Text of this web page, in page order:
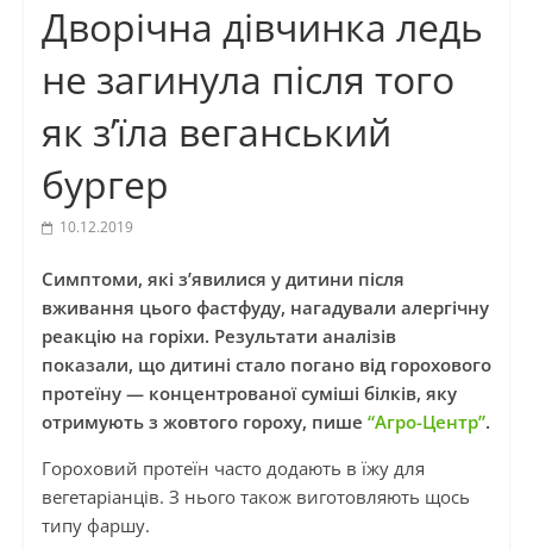
Дворічна дівчинка ледь
не загинула після того
як з’їла веганський
бургер
10.12.2019
Симптоми, які з’явилися у дитини після
вживання цього фастфуду, нагадували алергічну
реакцію на горіхи. Результати аналізів
показали, що дитині стало погано від горохового
протеїну — концентрованої суміші білків, яку
отримують з жовтого гороху, пише “Агро-Центр”.
Гороховий протеїн часто додають в їжу для
вегетаріанців. З нього також виготовляють щось
типу фаршу.